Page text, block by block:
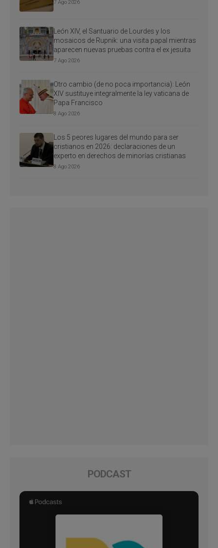
7 Ago 2026
León XIV, el Santuario de Lourdes y los
mosaicos de Rupnik: una visita papal mientras
aparecen nuevas pruebas contra el ex jesuita
7 Ago 2026
Otro cambio (de no poca importancia): León
XIV sustituye integralmente la ley vaticana de
Papa Francisco
8 Ago 2026
Los 5 peores lugares del mundo para ser
cristianos en 2026: declaraciones de un
experto en derechos de minorías cristianas
8 Ago 2026
PODCAST